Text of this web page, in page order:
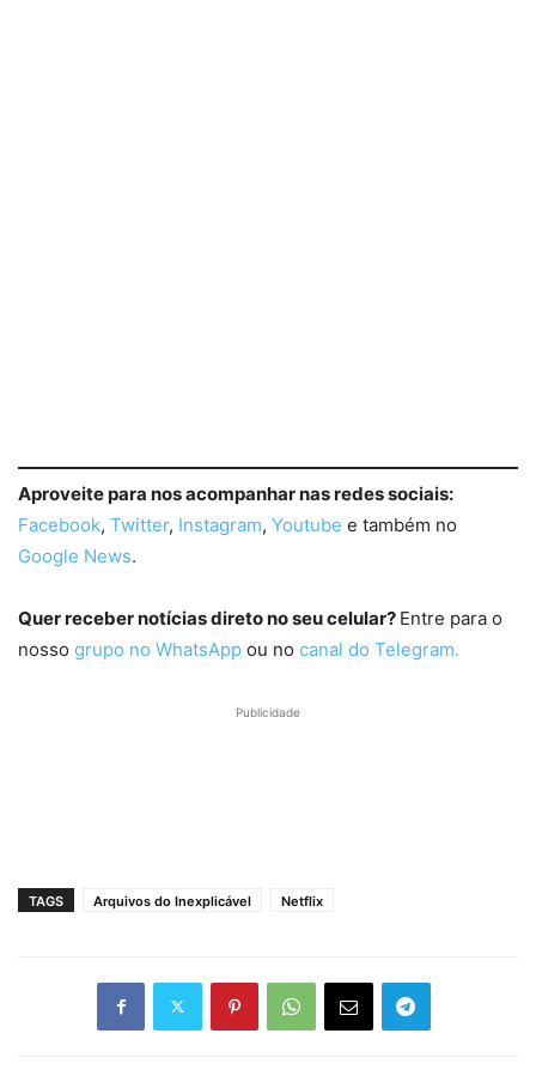
Aproveite para nos acompanhar nas redes sociais:
Facebook, Twitter, Instagram, Youtube e também no
Google News.
Quer receber notícias direto no seu celular? Entre para o
nosso grupo no WhatsApp ou no canal do Telegram.
Publicidade
TAGS Arquivos do Inexplicável Netflix